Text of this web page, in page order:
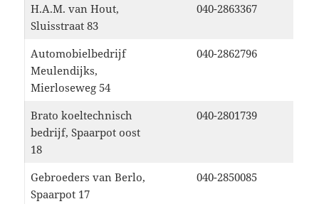
H.A.M. van Hout,
Sluisstraat 83
040-2863367
Automobielbedrijf
Meulendijks,
Mierloseweg 54
040-2862796
Brato koeltechnisch
bedrijf, Spaarpot oost
18
040-2801739
Gebroeders van Berlo,
Spaarpot 17
040-2850085